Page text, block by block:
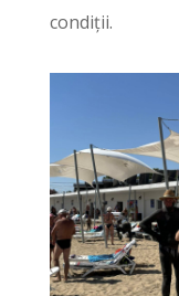
condiții.